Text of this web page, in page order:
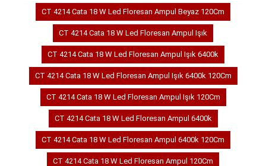
CT 4214 Cata 18 W Led Floresan Ampul Beyaz 120Cm
CT 4214 Cata 18 W Led Floresan Ampul Işık
CT 4214 Cata 18 W Led Floresan Ampul Işık 6400k
CT 4214 Cata 18 W Led Floresan Ampul Işık 6400k 120Cm
CT 4214 Cata 18 W Led Floresan Ampul Işık 120Cm
CT 4214 Cata 18 W Led Floresan Ampul 6400k
CT 4214 Cata 18 W Led Floresan Ampul 6400k 120Cm
CT 4214 Cata 18 W Led Floresan Ampul 120Cm